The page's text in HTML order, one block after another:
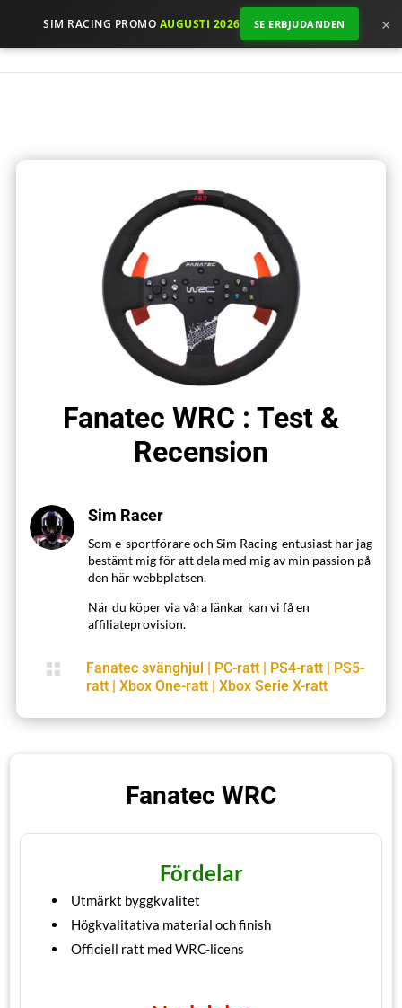
SIM RACING PROMO AUGUSTI 2026 SE ERBJUDANDEN ×
Fanatec WRC : Test &
Recension
Sim Racer
Som e-sportförare och Sim Racing-entusiast har jag
bestämt mig för att dela med mig av min passion på
den här webbplatsen.
När du köper via våra länkar kan vi få en
affiliateprovision.
 Fanatec svänghjul PC-ratt PS4-ratt
PS5-
ratt
Xbox One-ratt Xbox Serie X-ratt
Fanatec WRC
Fördelar
Utmärkt byggkvalitet
Högkvalitativa material och finish
Officiell ratt med WRC-licens